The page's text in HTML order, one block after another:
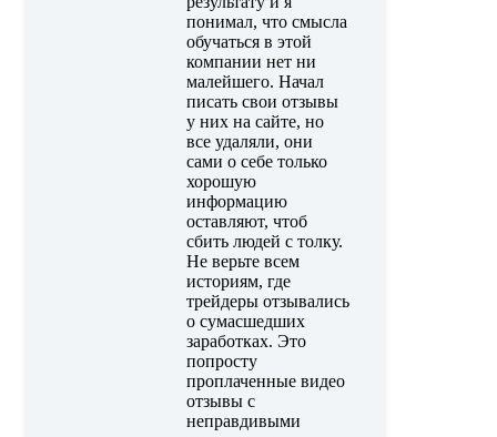
понимал, что смысла
обучаться в этой
компании нет ни
малейшего. Начал
писать свои отзывы
у них на сайте, но
все удаляли, они
сами о себе только
хорошую
информацию
оставляют, чтоб
сбить людей с толку.
Не верьте всем
историям, где
трейдеры отзывались
о сумасшедших
заработках. Это
попросту
проплаченные видео
отзывы с
неправдивыми